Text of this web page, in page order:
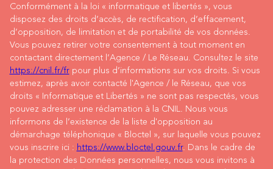
Conformément à la loi « informatique et libertés », vous
disposez des droits d’accès, de rectification, d’effacement,
d’opposition, de limitation et de portabilité de vos données.
Vous pouvez retirer votre consentement à tout moment en
contactant directement l’Agence / Le Réseau. Consultez le site
https://cnil.fr/frpour plus d’informations sur vos droits. Si vous
estimez, après avoir contacté l'Agence / le Réseau, que vos
droits « Informatique et Libertés » ne sont pas respectés, vous
pouvez adresser une réclamation à la CNIL. Nous vous
informons de l’existence de la liste d'opposition au
démarchage téléphonique « Bloctel », sur laquelle vous pouvez
vous inscrire ici : https://www.bloctel.gouv.fr. Dans le cadre de
la protection des Données personnelles, nous vous invitons à